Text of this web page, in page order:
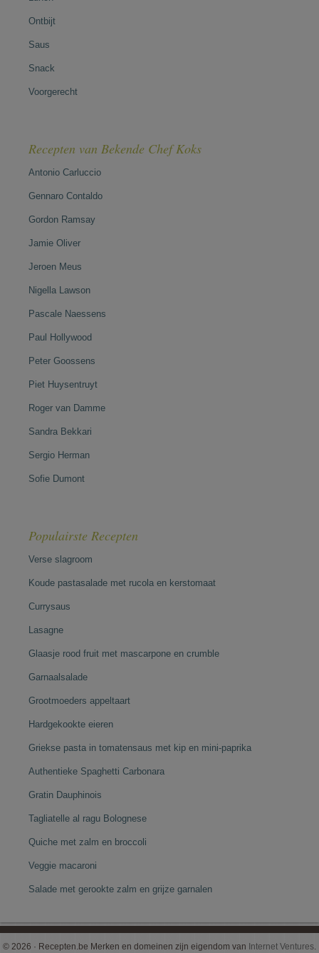
Ontbijt
Saus
Snack
Voorgerecht
Recepten van Bekende Chef Koks
Antonio Carluccio
Gennaro Contaldo
Gordon Ramsay
Jamie Oliver
Jeroen Meus
Nigella Lawson
Pascale Naessens
Paul Hollywood
Peter Goossens
Piet Huysentruyt
Roger van Damme
Sandra Bekkari
Sergio Herman
Sofie Dumont
Populairste Recepten
Verse slagroom
Koude pastasalade met rucola en kerstomaat
Currysaus
Lasagne
Glaasje rood fruit met mascarpone en crumble
Garnaalsalade
Grootmoeders appeltaart
Hardgekookte eieren
Griekse pasta in tomatensaus met kip en mini-paprika
Authentieke Spaghetti Carbonara
Gratin Dauphinois
Tagliatelle al ragu Bolognese
Quiche met zalm en broccoli
Veggie macaroni
Salade met gerookte zalm en grijze garnalen
© 2026 · Recepten.be Merken en domeinen zijn eigendom van Internet Ventures